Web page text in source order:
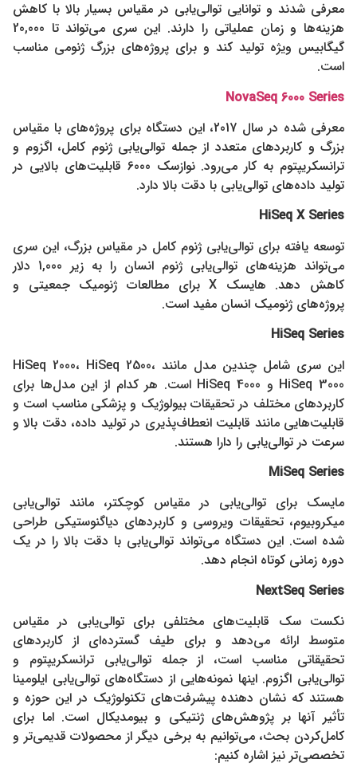
معرفی شدند و توانایی توالی‌یابی در مقیاس بسیار بالا با کاهش
هزینه‌ها و زمان عملیاتی را دارند. این سری می‌تواند تا 20,000
گیگابیس ویژه تولید کند و برای پروژه‌های بزرگ ژنومی مناسب
است.
NovaSeq 6000 Series
معرفی شده در سال 2017، این دستگاه برای پروژه‌های با مقیاس
بزرگ و کاربردهای متعدد از جمله توالی‌یابی ژنوم کامل، اگزوم و
ترانسکریپتوم به کار می‌رود. نوازسک 6000 قابلیت‌های بالایی در
تولید داده‌های توالی‌یابی با دقت بالا دارد.
HiSeq X Series
توسعه یافته برای توالی‌یابی ژنوم کامل در مقیاس بزرگ، این سری
می‌تواند هزینه‌های توالی‌یابی ژنوم انسان را به زیر 1,000 دلار
کاهش دهد. هایسک X برای مطالعات ژنومیک جمعیتی و
پروژه‌های ژنومیک انسان مفید است.
HiSeq Series
این سری شامل چندین مدل مانند HiSeq 2000، HiSeq 2500،
HiSeq 3000 و HiSeq 4000 است. هر کدام از این مدل‌ها برای
کاربردهای مختلف در تحقیقات بیولوژیک و پزشکی مناسب است و
قابلیت‌هایی مانند قابلیت انعطاف‌پذیری در تولید داده، دقت بالا و
سرعت در توالی‌یابی را دارا هستند.
MiSeq Series
مایسک برای توالی‌یابی در مقیاس کوچکتر، مانند توالی‌یابی
میکروبیوم، تحقیقات ویروسی و کاربردهای دیاگنوستیکی طراحی
شده است. این دستگاه می‌تواند توالی‌یابی با دقت بالا را در یک
دوره زمانی کوتاه انجام دهد.
NextSeq Series
نکست سک قابلیت‌های مختلفی برای توالی‌یابی در مقیاس
متوسط ارائه می‌دهد و برای طیف گسترده‌ای از کاربردهای
تحقیقاتی مناسب است، از جمله توالی‌یابی ترانسکریپتوم و
توالی‌یابی اگزوم. اینها نمونه‌هایی از دستگاه‌های توالی‌یابی ایلومینا
هستند که نشان دهنده پیشرفت‌های تکنولوژیک در این حوزه و
تأثیر آنها بر پژوهش‌های ژنتیکی و بیومدیکال است. اما برای
کامل‌کردن بحث، می‌توانیم به برخی دیگر از محصولات قدیمی‌تر و
تخصصی‌تر نیز اشاره کنیم: